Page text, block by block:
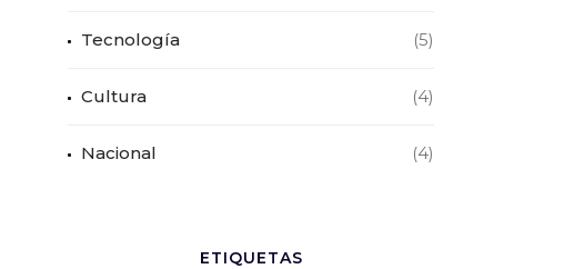
Tecnología (5)
Cultura (4)
Nacional (4)
ETIQUETAS